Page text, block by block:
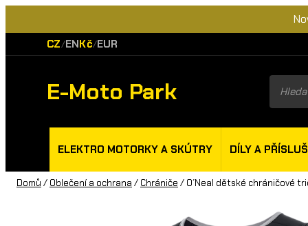
CZ/ENKč/EUR
E-Moto Park
search
ELEKTRO MOTORKY A SKÚTRY DÍLY A
Domů / Oblečení a ochrana / Chrániče / O´Neal dětské chráničové